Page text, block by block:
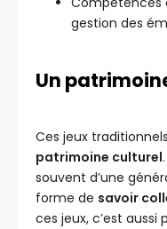
gestion des
Un
Ces jeux
patrimoine culturel
souvent d’une
forme de savoir
ces jeux, c’est aussi